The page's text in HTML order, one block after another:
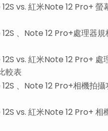
vs. 紅米Note 12 Pro+ 螢
、Note 12 Pro+處理器規
vs. 紅米Note 12 Pro+ 處
較表
、Note 12 Pro+相機拍攝
vs. 紅米Note 12 Pro+ 相